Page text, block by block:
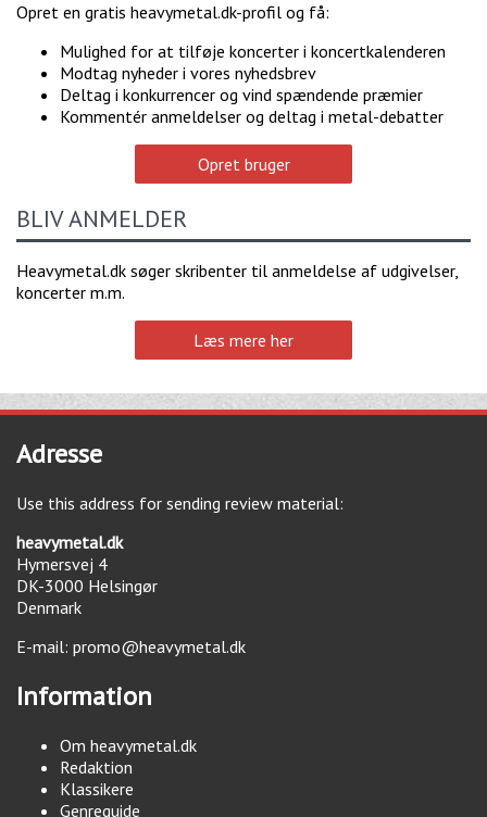
Opret en gratis heavymetal.dk-profil og få:
Mulighed for at tilføje koncerter i koncertkalenderen
Modtag nyheder i vores nyhedsbrev
Deltag i konkurrencer og vind spændende præmier
Kommentér anmeldelser og deltag i metal-debatter
Opret bruger
BLIV ANMELDER
Heavymetal.dk søger skribenter til anmeldelse af udgivelser,
koncerter m.m.
Læs mere her
Adresse
Use this address for sending review material:
heavymetal.dk
Hymersvej 4
DK-3000 Helsingør
Denmark
E-mail: promo@heavymetal.dk
Information
Om heavymetal.dk
Redaktion
Klassikere
Genreguide